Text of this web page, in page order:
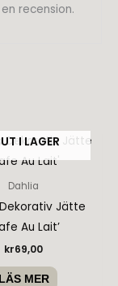
recension.
I LAGER
Dahlia
Jätte
Au Lait’
kr69,00
LÄS MER